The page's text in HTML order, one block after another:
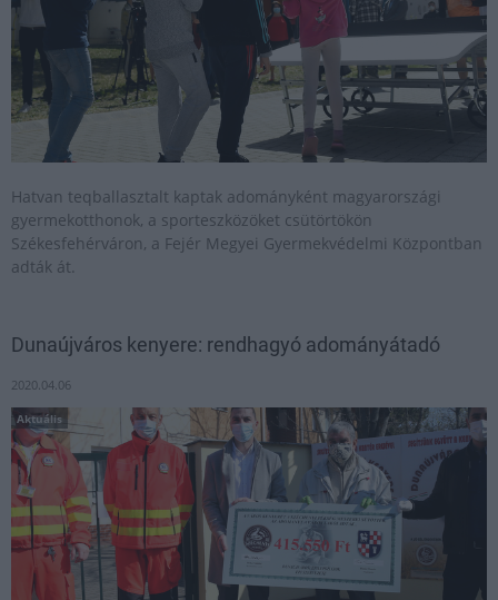
Hatvan teqballasztalt kaptak adományként magyarországi
gyermekotthonok, a sporteszközöket csütörtökön
Székesfehérváron, a Fejér Megyei Gyermekvédelmi Központban
adták át.
Dunaújváros kenyere: rendhagyó adományátadó
2020.04.06
Aktuális